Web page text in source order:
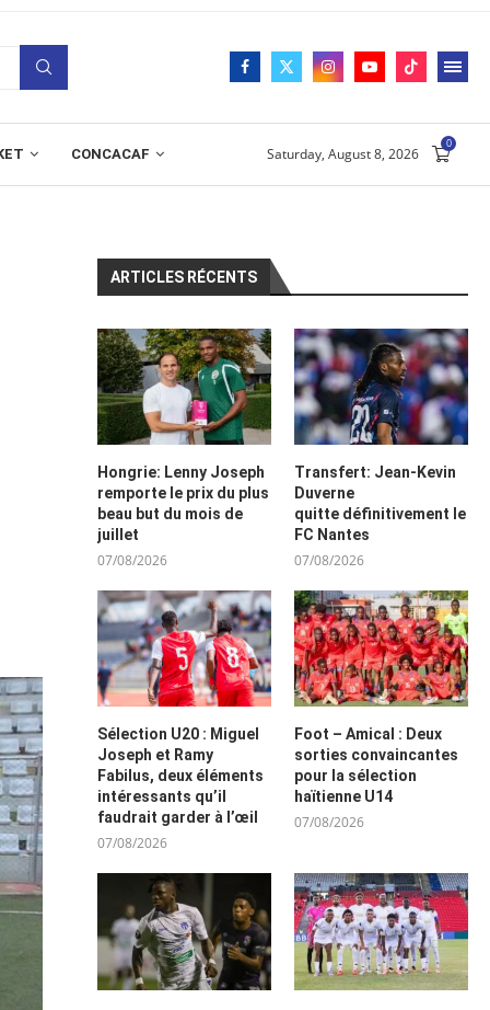
CONCACAF Saturday, August 8, 2026
0
ARTICLES RÉCENTS
Hongrie: Lenny Joseph
remporte le prix du plus
beau but du mois de
juillet
07/08/2026
Transfert: Jean-Kevin
Duverne
quitte définitivement le
FC Nantes
07/08/2026
Sélection U20 : Miguel
Joseph et Ramy
Fabilus, deux éléments
intéressants qu’il
faudrait garder à l’œil
07/08/2026
Foot – Amical : Deux
sorties convaincantes
pour la sélection
haïtienne U14
07/08/2026